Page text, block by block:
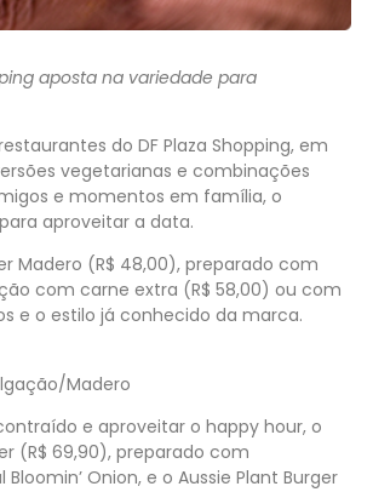
aposta na variedade para
do DF Plaza Shopping, em
vegetarianas e combinações
e momentos em família, o
aproveitar a data.
Madero (R$ 48,00), preparado com
com carne extra (R$ 58,00) ou com
e o estilo já conhecido da marca.
Madero
e aproveitar o happy hour, o
(R$ 69,90), preparado com
Onion, e o Aussie Plant Burger